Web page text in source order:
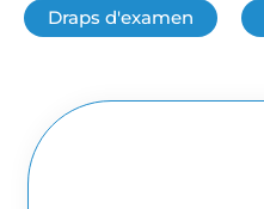
Draps d'examen